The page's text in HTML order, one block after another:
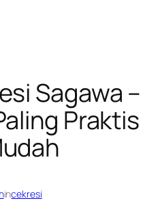
Sagawa –
Praktis
incekresi